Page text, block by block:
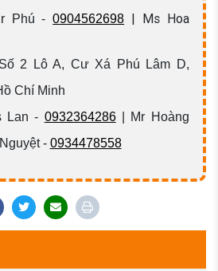
Phú -0904562698 | Ms Hoa
Số 2 Lô A, Cư Xá Phú Lâm D,
Chí Minh
Lan - 0932364286| Mr Hoàng
- 0934478558